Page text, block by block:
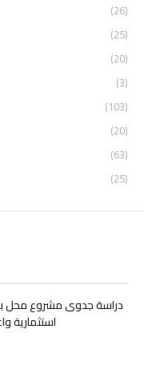
(26)
(25)
(20)
(3)
(103)
(20)
(63)
(25)
دراسة جدوى مشروع محل
استثمارية